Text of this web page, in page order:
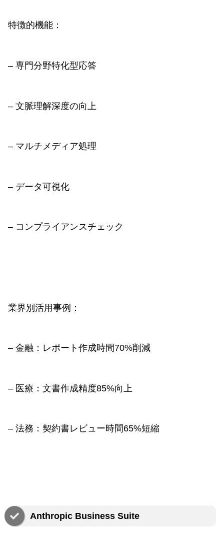
特徴的機能：
– 専門分野特化型応答
– 文脈理解深度の向上
– マルチメディア処理
– データ可視化
– コンプライアンスチェック
業界別活用事例：
– 金融：レポート作成時間70%削減
– 医療：文書作成精度85%向上
– 法務：契約書レビュー時間65%短縮
Anthropic Business Suite